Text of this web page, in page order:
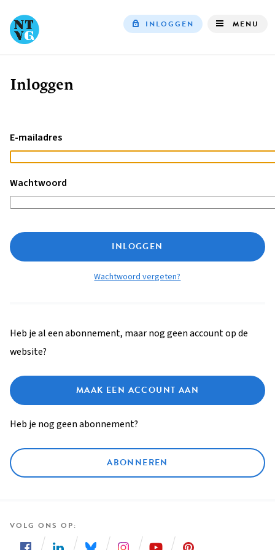
INLOGGEN MENU
Kruimelpad
Inloggen
E-mailadres
Wachtwoord
INLOGGEN
Wachtwoord vergeten?
Heb je al een abonnement, maar nog geen account op de
website?
MAAK EEN ACCOUNT AAN
Heb je nog geen abonnement?
ABONNEREN
VOLG ONS OP